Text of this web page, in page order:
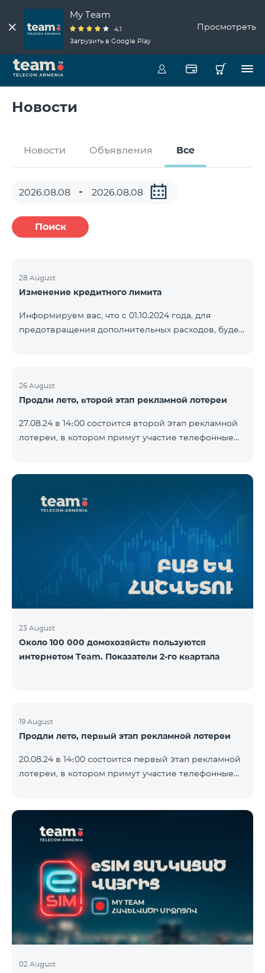
My Team
4.1
Загрузить в Google Play
Просмотреть
Новости
Новости Объявления Все
Поиск
28 August
Изменение кредитного лимита
Информируем вас, что с 01.10.2024 года, для
предотвращения дополнительных расходов, будет
«Combo 4 Basic», «Combo 4 Max», «Combo 4 Plus»,
«Combo 4 Regional», «Combo 4x4», «COSMO 2 8000»,
26 August
Продли лето, второй этап рекламной лотереи
27.08.24 в 14։00 состоится второй этап рекламной
лотереи, в котором примут участие телефонные
Выигравшие номера телефонов будут выбраны с
помощью генератора случайных чисел. Следите за
https://www.telecomarmenia.am/ru/B2S
23 August
Около 100 000 домохозяйств пользуются
интернетом Team. Показатели 2-го квартала
19 August
Продли лето, первый этап рекламной лотереи
20.08.24 в 14։00 состоится первый этап рекламной
лотереи, в котором примут участие телефонные
Выигравшие номера телефонов будут выбраны с
помощью генератора случайных чисел. Следите за
нами на официальных каналах Team в Facebook и
YouTube. Подробнее:
https://www.telecomarmenia.am/ru/B2S
02 August